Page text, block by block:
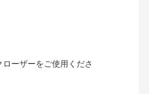
ーザーをご使用くださ